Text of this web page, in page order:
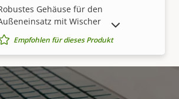
Gehäuse für den
mit Wischer
Empfohlen für dieses Produkt
TQ1819-E Housing
ANZEIGEN